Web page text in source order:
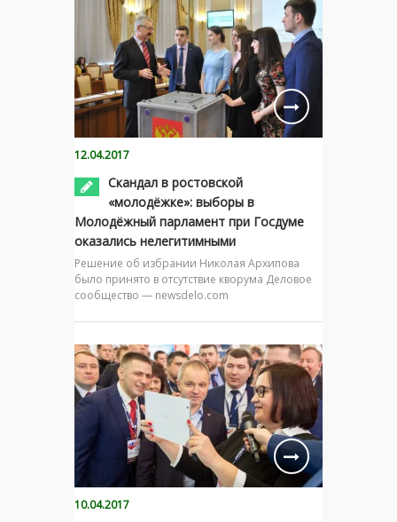
12.04.2017
Скандал в ростовской
«молодёжке»: выборы в
Молодёжный парламент при Госдуме
оказались нелегитимными
Решение об избрании Николая Архипова
было принято в отсутствие кворума Деловое
сообщество — newsdelo.com
10.04.2017